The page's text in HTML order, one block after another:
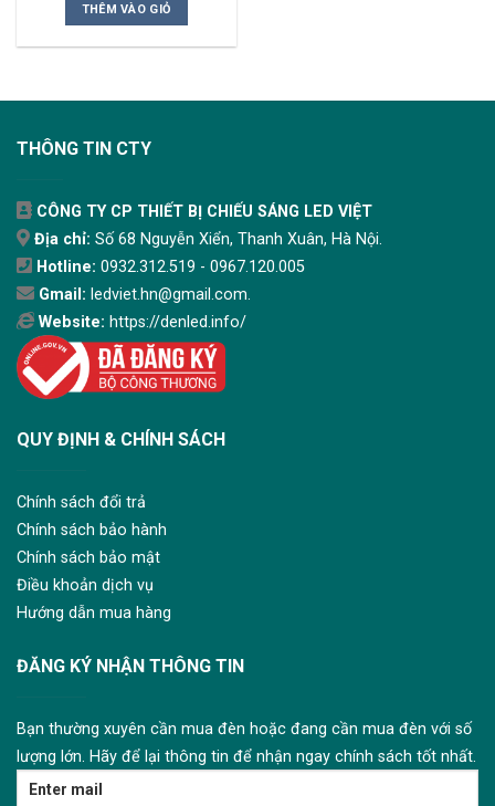
THÊM VÀO GIỎ
THÔNG TIN CTY
CÔNG TY CP THIẾT BỊ CHIẾU SÁNG LED VIỆT
Địa chỉ: Số 68 Nguyễn Xiển, Thanh Xuân, Hà Nội.
Hotline: 0932.312.519 - 0967.120.005
Gmail: ledviet.hn@gmail.com.
Website: https://denled.info/
QUY ĐỊNH & CHÍNH SÁCH
Chính sách đổi trả
Chính sách bảo hành
Chính sách bảo mật
Điều khoản dịch vụ
Hướng dẫn mua hàng
ĐĂNG KÝ NHẬN THÔNG TIN
Bạn thường xuyên cần mua đèn hoặc đang cần mua đèn với số
lượng lớn. Hãy để lại thông tin để nhận ngay chính sách tốt nhất.